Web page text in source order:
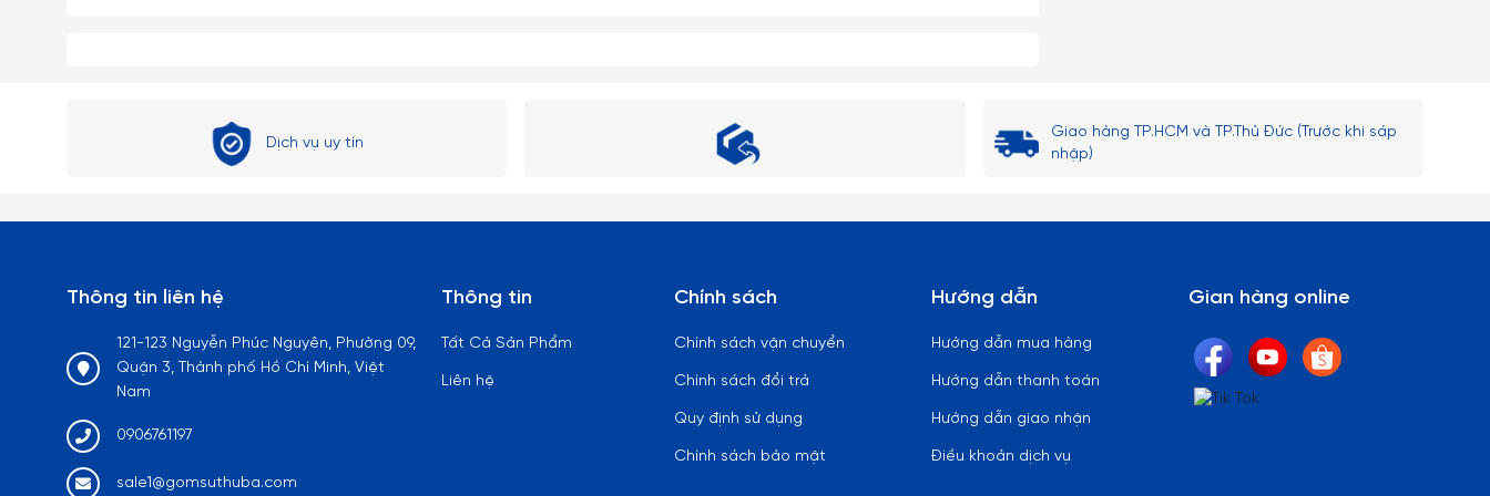
Dịch vụ uy tín
Giao hàng TP.HCM và TP.Thủ Đức (Trước khi sáp
nhập)
Thông tin liên hệ
121-123 Nguyễn Phúc Nguyên, Phường 09,
Quận 3, Thành phố Hồ Chí Minh, Việt
Nam
0906761197
sale1@gomsuthuba.com
Thông tin
Tất Cả Sản Phẩm
Liên hệ
Chính sách
Chính sách vận chuyển
Chính sách đổi trả
Quy định sử dụng
Chính sách bảo mật
Hướng dẫn
Hướng dẫn mua hàng
Hướng dẫn thanh toán
Hướng dẫn giao nhận
Điều khoản dịch vụ
Gian hàng online